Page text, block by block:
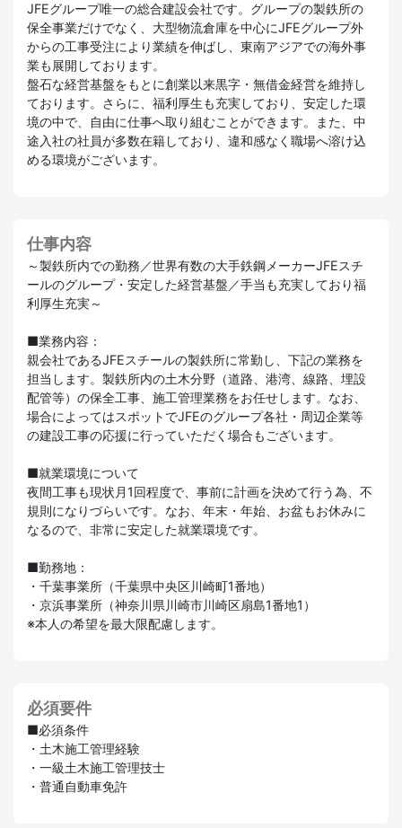
JFEグループ唯一の総合建設会社です。グループの製鉄所の
保全事業だけでなく、大型物流倉庫を中心にJFEグループ外
からの工事受注により業績を伸ばし、東南アジアでの海外事
業も展開しております。
盤石な経営基盤をもとに創業以来黒字・無借金経営を維持し
ております。さらに、福利厚生も充実しており、安定した環
境の中で、自由に仕事へ取り組むことができます。また、中
途入社の社員が多数在籍しており、違和感なく職場へ溶け込
める環境がございます。
仕事内容
～製鉄所内での勤務／世界有数の大手鉄鋼メーカーJFEスチ
ールのグループ・安定した経営基盤／手当も充実しており福
利厚生充実～
■業務内容：
親会社であるJFEスチールの製鉄所に常勤し、下記の業務を
担当します。製鉄所内の土木分野（道路、港湾、線路、埋設
配管等）の保全工事、施工管理業務をお任せします。なお、
場合によってはスポットでJFEのグループ各社・周辺企業等
の建設工事の応援に行っていただく場合もございます。
■就業環境について
夜間工事も現状月1回程度で、事前に計画を決めて行う為、不
規則になりづらいです。なお、年末・年始、お盆もお休みに
なるので、非常に安定した就業環境です。
■勤務地：
・千葉事業所（千葉県中央区川崎町1番地）
・京浜事業所（神奈川県川崎市川崎区扇島1番地1）
※本人の希望を最大限配慮します。
必須要件
■必須条件
・土木施工管理経験
・一級土木施工管理技士
・普通自動車免許